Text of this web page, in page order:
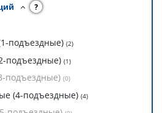
?
подъездные) (2)
подъездные) (1)
подъездные) (0)
(4-подъездные) (4)